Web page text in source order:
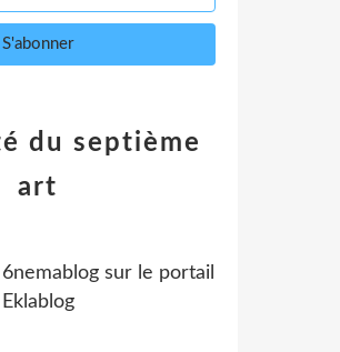
du septième
art
6nemablog sur le portail
Eklablog